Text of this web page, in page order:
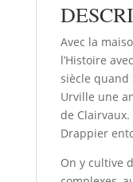
Avec la
l’Histoire
siècle quand
Urville une
de
Drappier
On y cultive